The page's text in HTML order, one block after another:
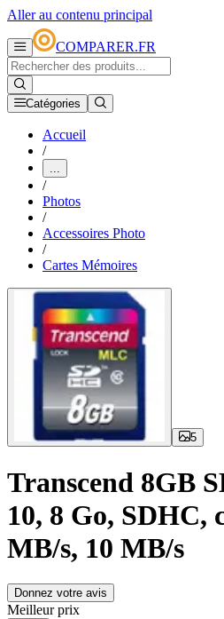
Aller au contenu principal
COMPARER.FR
Catégories
Accueil
/
...
/
Photos
/
Accessoires Photo
/
Cartes Mémoires
5
Transcend 8GB
10, 8 Go, SDHC,
MB/s, 10 MB/s
Donnez votre avis
Meilleur prix